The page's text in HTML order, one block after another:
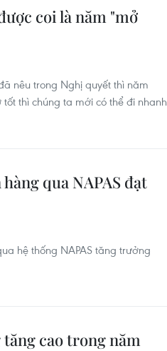
coi là năm "mở
nêu trong Nghị quyết thì năm
thì chúng ta mới có thể đi nhanh
qua NAPAS đạt
hệ thống NAPAS tăng trưởng
tăng cao trong năm